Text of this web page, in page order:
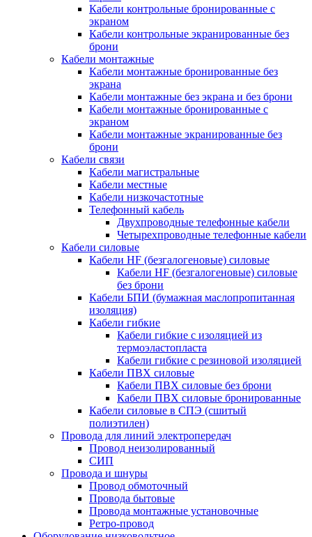
Кабели контрольные бронированные с
экраном
Кабели контрольные экранированные без
брони
Кабели монтажные
Кабели монтажные бронированные без
экрана
Кабели монтажные без экрана и без брони
Кабели монтажные бронированные с
экраном
Кабели монтажные экранированные без
брони
Кабели связи
Кабели магистральные
Кабели местные
Кабели низкочастотные
Телефонный кабель
Двухпроводные телефонные кабели
Четырехпроводные телефонные кабели
Кабели силовые
Кабели HF (безгалогеновые) силовые
Кабели HF (безгалогеновые) силовые
без брони
Кабели БПИ (бумажная маслопропитанная
изоляция)
Кабели гибкие
Кабели гибкие с изоляцией из
термоэластопласта
Кабели гибкие с резиновой изоляцией
Кабели ПВХ силовые
Кабели ПВХ силовые без брони
Кабели ПВХ силовые бронированные
Кабели силовые в СПЭ (сшитый
полиэтилен)
Провода для линий электропередач
Провод неизолированный
СИП
Провода и шнуры
Провод обмоточный
Провода бытовые
Провода монтажные установочные
Ретро-провод